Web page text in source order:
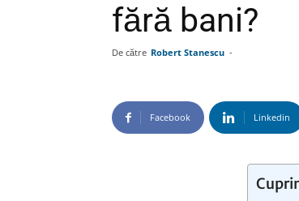
fără bani?
De către Robert Stanescu -
Facebook Linkedin